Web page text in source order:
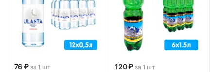
76 ₽ за 1 шт
120 ₽ за 1 шт